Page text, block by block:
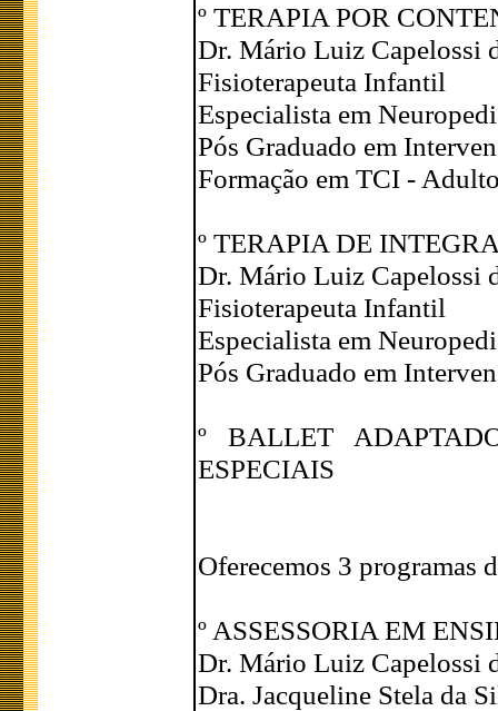
º TERAPIA POR
Dr. Mário Luiz Capelossi
Fisioterapeuta Infantil
Especialista em
Pós Graduado em
Formação em TCI -
º TERAPIA DE
Dr. Mário Luiz Capelossi
Fisioterapeuta Infantil
Especialista em
Pós Graduado em
º BALLET
ESPECIAIS
Oferecemos 3 programas
º ASSESSORIA EM
Dr. Mário Luiz Capelossi
Dra. Jacqueline Stela da